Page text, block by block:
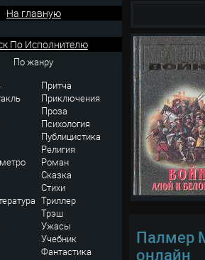
На главную
По Исполнителю
По жанру
Притча
Приключения
Проза
Психология
Публицистика
Религия
Роман
Сказка
Стихи
Триллер
Трэш
Ужасы
Учебник
Фантастика
Палмер
онлайн